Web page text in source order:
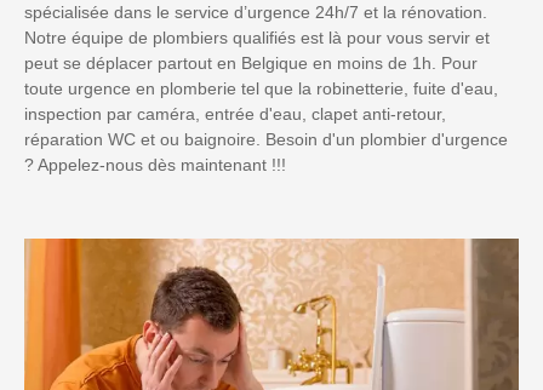
spécialisée dans le service d’urgence 24h/7 et la rénovation.
Notre équipe de plombiers qualifiés est là pour vous servir et
peut se déplacer partout en Belgique en moins de 1h. Pour
toute urgence en plomberie tel que la robinetterie, fuite d'eau,
inspection par caméra, entrée d'eau, clapet anti-retour,
réparation WC et ou baignoire. Besoin d'un plombier d'urgence
? Appelez-nous dès maintenant !!!